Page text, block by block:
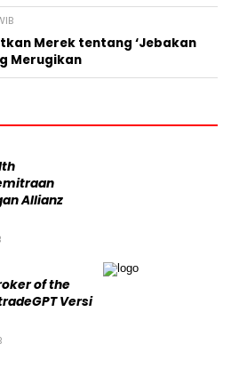
Merek tentang ‘Jebakan
Merugikan
Allianz
of the
Versi